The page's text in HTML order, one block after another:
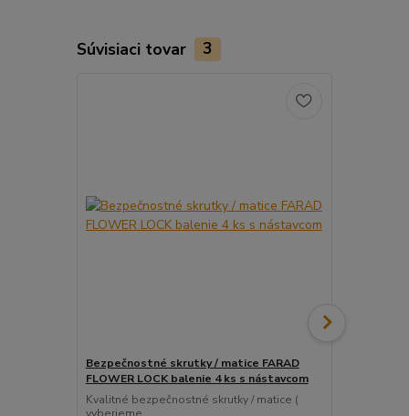
Súvisiaci tovar 3
Bezpečnostné skrutky / matice FARAD
FLOWER LOCK balenie 4 ks s nástavcom
Kvalitné bezpečnostné skrutky / matice (